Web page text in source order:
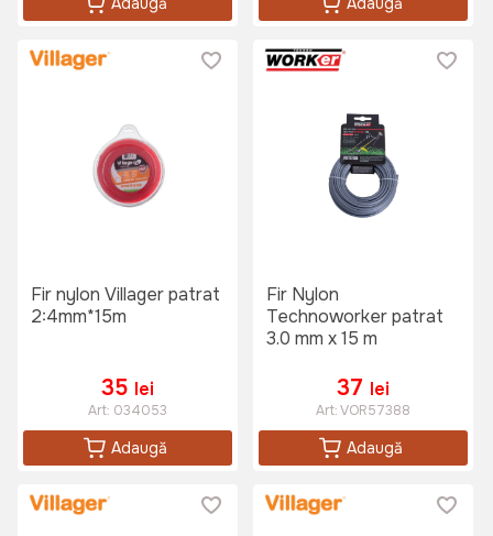
Fir nylon Villager patrat
2:4mm*15m
35 lei
Art: 034053
Adaugă
Fir Nylon
Technoworker patrat
3.0 mm x 15 m
37 lei
Art:VOR57388
Adaugă